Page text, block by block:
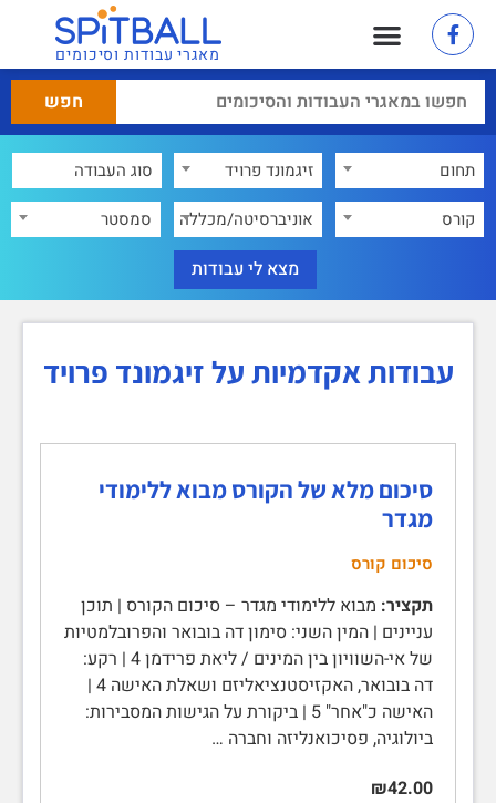
מאגרי עבודות וסיכומים
תחום
זיגמונד פרויד
קורס
אוניברסיטה/מכללה סמסטר
עבודות אקדמיות על זיגמונד פרויד
סיכום מלא של הקורס מבוא ללימודי
מגדר
סיכום קורס
תקציר: מבוא ללימודי מגדר – סיכום הקורס | תוכן
עניינים | המין השני: סימון דה בובואר והפרובלמטיות
של אי-השוויון בין המינים / ליאת פרידמן 4 | רקע:
דה בובואר, האקזיסטנציאליזם ושאלת האישה 4 |
האישה כ"אחר" 5 | ביקורת על הגישות המסבירות:
ביולוגיה, פסיכואנליזה וחברה …
₪42.00